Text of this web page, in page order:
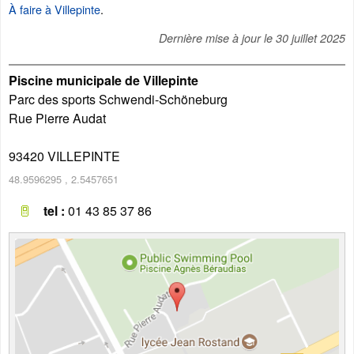
À faire à Villepinte.
Dernière mise à jour le 30 juillet 2025
Piscine municipale de Villepinte
Parc des sports Schwendi-Schöneburg
Rue Pierre Audat
93420 VILLEPINTE
48.9596295 , 2.5457651
tel : 01 43 85 37 86